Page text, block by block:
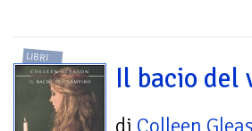
LIBRI
Il bacio del
di Colleen